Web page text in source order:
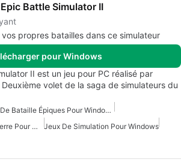
Battle Simulator II
propres batailles dans ce simulateur
pour Windows
II est un jeu pour PC réalisé par
volet de la saga de simulateurs du
Jeux De Bataille Épiques Pour Windows
Jeux De Simulation De Guerre Pour Windows
Jeux De Simulation Pour Windows